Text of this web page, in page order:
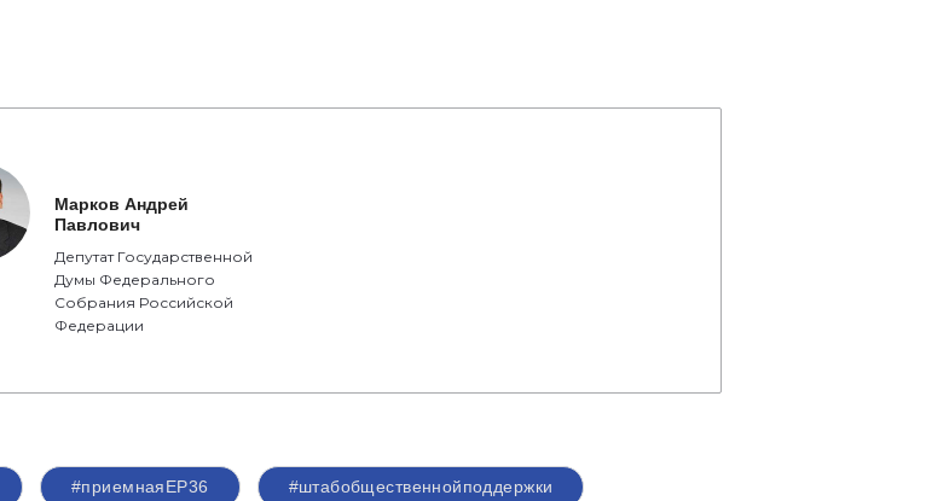
Марков Андрей
Павлович
Депутат Государственной
Думы Федерального
Собрания Российской
Федерации
#приемнаяЕР36 #штабобщественнойподдержки